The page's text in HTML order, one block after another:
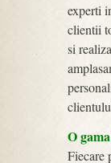
experti
clientii
si
O
Fiecare